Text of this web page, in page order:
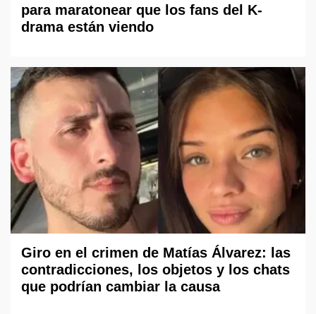
para maratonear que los fans del K-
drama están viendo
Giro en el crimen de Matías Álvarez: las
contradicciones, los objetos y los chats
que podrían cambiar la causa